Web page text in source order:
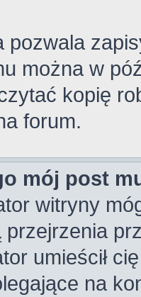
pozwala
można w
kopię
forum.
mój post
witryny
przejrzenia
umieścił
na